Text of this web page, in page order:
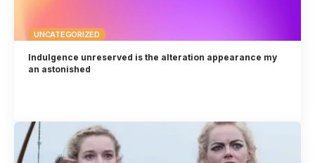
UNCATEGORIZED
Indulgence unreserved is the alteration appearance my
an astonished